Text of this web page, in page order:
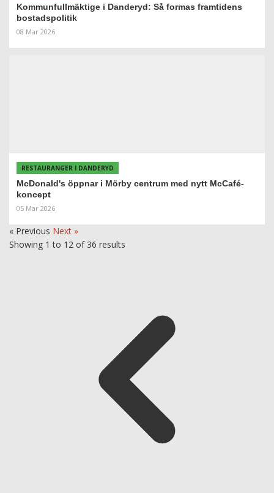
Kommunfullmäktige i Danderyd: Så formas framtidens
bostadspolitik
08 Mar 2026
RESTAURANGER I DANDERYD
McDonald's öppnar i Mörby centrum med nytt McCafé-
koncept
05 Mar 2026
« Previous Next »
Showing 1 to 12 of 36 results